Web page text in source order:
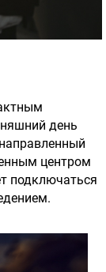
день
центром
подключаться